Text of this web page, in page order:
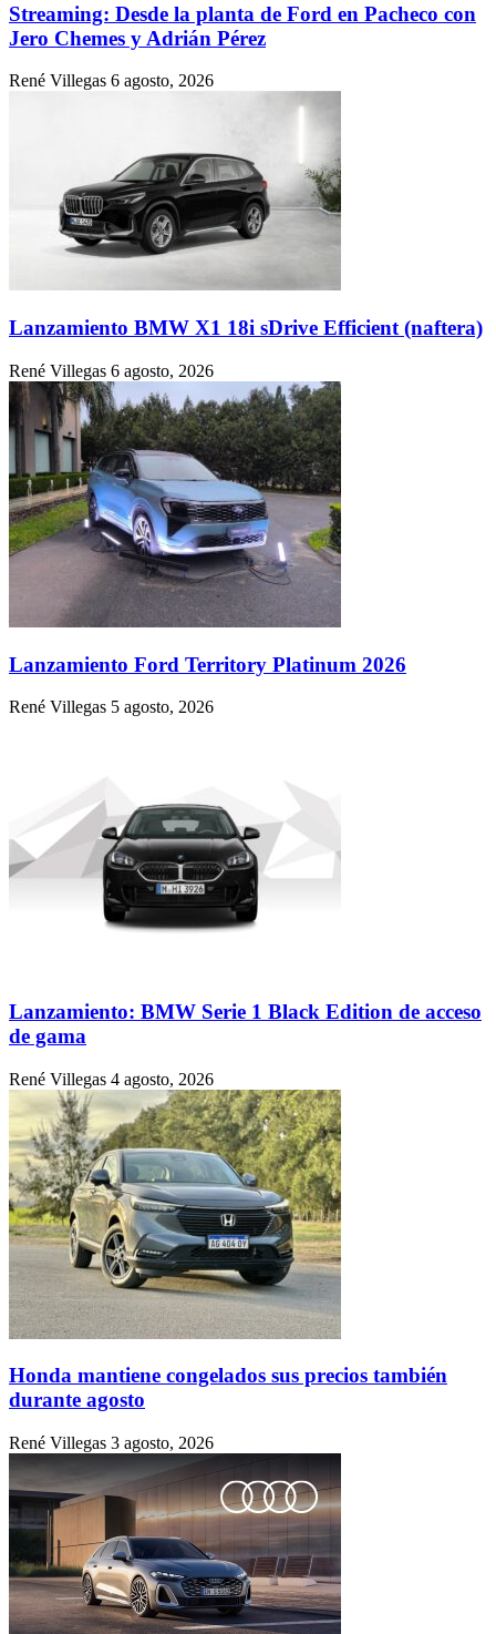
Streaming: Desde la planta de Ford en Pacheco con
Jero Chemes y Adrián Pérez
René Villegas 6 agosto, 2026
Lanzamiento BMW X1 18i sDrive Efficient (naftera)
René Villegas 6 agosto, 2026
Lanzamiento Ford Territory Platinum 2026
René Villegas 5 agosto, 2026
Lanzamiento: BMW Serie 1 Black Edition de acceso
de gama
René Villegas 4 agosto, 2026
Honda mantiene congelados sus precios también
durante agosto
René Villegas 3 agosto, 2026